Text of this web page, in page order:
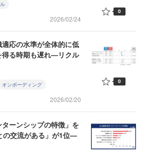
2026/02/24
0
応の水準が全体的に低
得る時期も遅れ—リクル
オンボーディング
2026/02/20
0
ターンシップの特徴」を
交流がある」が1位—